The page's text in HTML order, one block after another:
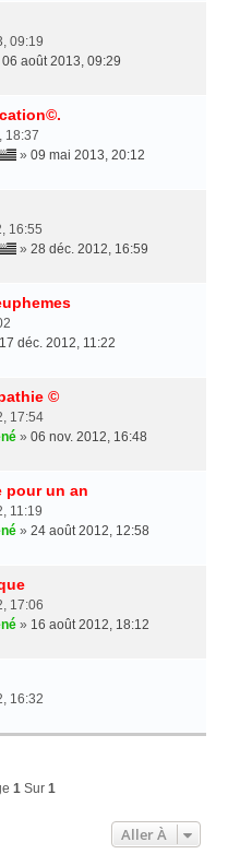
09:19
06 août 2013, 09:29
18:37
» 09 mai 2013, 20:12
16:55
» 28 déc. 2012, 16:59
17 déc. 2012, 11:22
©
17:54
» 06 nov. 2012, 16:48
pour un an
11:19
» 24 août 2012, 12:58
17:06
» 16 août 2012, 18:12
16:32
1 Sur 1
Aller À